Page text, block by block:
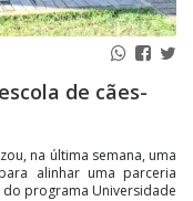
de cães-
na última semana, uma
alinhar uma parceria
programa Universidade